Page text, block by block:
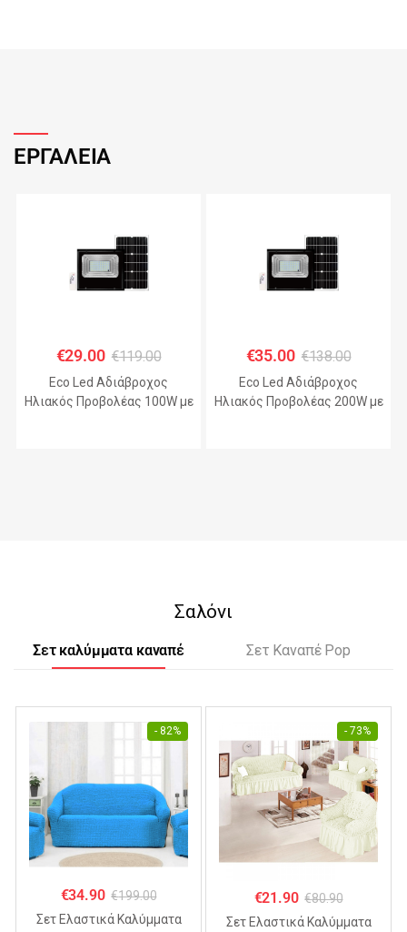
ΕΡΓΑΛΕΙΑ
€29.00 €119.00
Eco Led Αδιάβροχος
Ηλιακός Προβολέας 100W με
€35.00 €138.00
Eco Led Αδιάβροχος
Ηλιακός Προβολέας 200W με
Σαλόνι
Σετ καλύμματα καναπέ Σετ Καναπέ Pop
- 82%
€34.90 €199.00
Σετ Ελαστικά Καλύμματα
- 73%
€21.90 €80.90
Σετ Ελαστικά Καλύμματα